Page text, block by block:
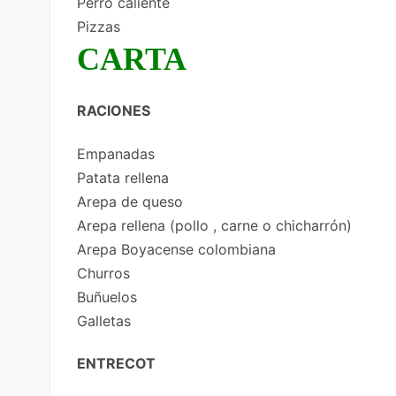
Pizzas
CARTA
RACIONES
Empanadas
Patata rellena
Arepa de queso
Arepa rellena (pollo , carne o chicharrón)
Arepa Boyacense colombiana
Churros
Buñuelos
Galletas
ENTRECOT